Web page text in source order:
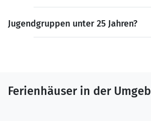
Jugendgruppen unter 25 Jahren?
Ferienhäuser in der